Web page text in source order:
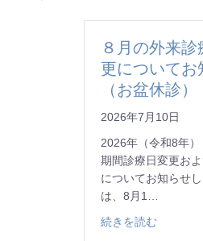
８月の外来診
更についてお
（お盆休診）
2026年7月10日
2026年（令和8年
期間診療日変更お
についてお知らせ
は、8月1…
続きを読む